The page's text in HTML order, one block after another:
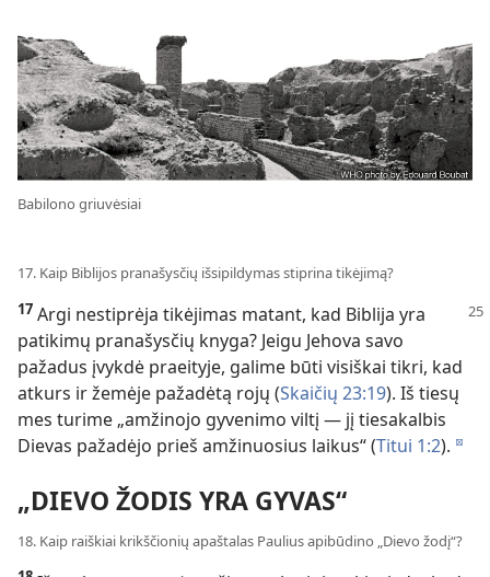
Babilono griuvėsiai
17. Kaip Biblijos pranašysčių išsipildymas stiprina tikėjimą?
17 Argi nestiprėja tikėjimas matant, kad Biblija yra
patikimų pranašysčių knyga? Jeigu Jehova savo
pažadus įvykdė praeityje, galime būti visiškai tikri, kad
atkurs ir žemėje pažadėtą rojų (Skaičių 23:19). Iš tiesų
mes turime „amžinojo gyvenimo viltį — jį tiesakalbis
Dievas pažadėjo prieš amžinuosius laikus“ (Titui 1:2). d
„DIEVO ŽODIS YRA GYVAS“
18. Kaip raiškiai krikščionių apaštalas Paulius apibūdino „Dievo žodį“?